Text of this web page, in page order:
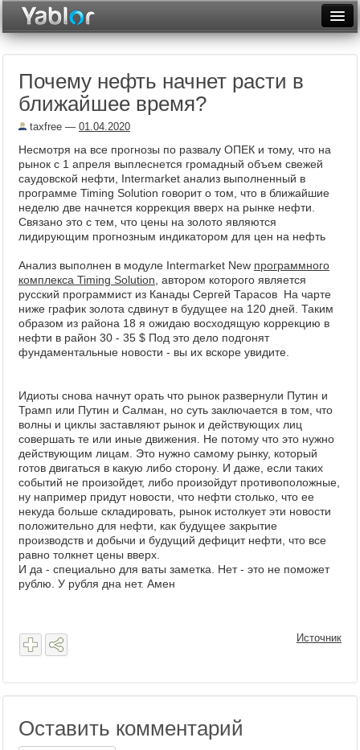
Неделя
Месяц
Архив
Фототоп
Видеотоп
Почему нефть начнет расти в
ближайшее время?
taxfree — 01.04.2020
Несмотря на все прогнозы по развалу ОПЕК и тому, что на
рынок с 1 апреля выплеснется громадный объем свежей
саудовской нефти, Intermarket анализ выполненный в
программе Timing Solution говорит о том, что в ближайшие
неделю две начнется коррекция вверх на рынке нефти.
Связано это с тем, что цены на золото являются
лидирующим прогнозным индикатором для цен на нефть
Анализ выполнен в модуле Intermarket New программного
комплекса Timing Solution , автором которого является
русский программист из Канады Сергей Тарасов На чарте
ниже график золота сдвинут в будущее на 120 дней. Таким
образом из района 18 я ожидаю восходящую коррекцию в
нефти в район 30 - 35 $ Под это дело подгонят
фундаментальные новости - вы их вскоре увидите.
Идиоты снова начнут орать что рынок развернули Путин и
Трамп или Путин и Салман, но суть заключается в том, что
волны и циклы заставляют рынок и действующих лиц
совершать те или иные движения. Не потому что это нужно
действующим лицам. Это нужно самому рынку, который
готов двигаться в какую либо сторону. И даже, если таких
событий не произойдет, либо произойдут противоположные,
ну например придут новости, что нефти столько, что ее
некуда больше складировать, рынок истолкует эти новости
положительно для нефти, как будущее закрытие
производств и добычи и будущий дефицит нефти, что все
равно толкнет цены вверх.
И да - специально для ваты заметка. Нет - это не поможет
рублю. У рубля дна нет. Амен
Источник
Оставить комментарий